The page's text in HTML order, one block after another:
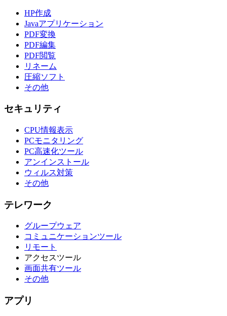
HP作成
Javaアプリケーション
PDF変換
PDF編集
PDF閲覧
リネーム
圧縮ソフト
その他
セキュリティ
CPU情報表示
PCモニタリング
PC高速化ツール
アンインストール
ウィルス対策
その他
テレワーク
グループウェア
コミュニケーションツール
リモート
アクセスツール
画面共有ツール
その他
アプリ